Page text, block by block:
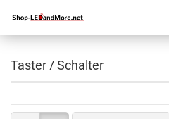
Taster / Schalter